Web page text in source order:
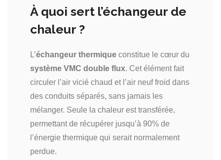
À quoi sert l’échangeur de
chaleur ?
L’échangeur thermique constitue le cœur du
système VMC double flux. Cet élément fait
circuler l’air vicié chaud et l’air neuf froid dans
des conduits séparés, sans jamais les
mélanger. Seule la chaleur est transférée,
permettant de récupérer jusqu’à 90% de
l’énergie thermique qui serait normalement
perdue.